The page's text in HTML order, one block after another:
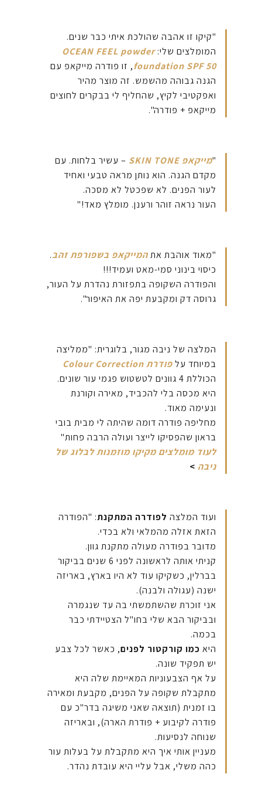
"קיקו זו אהבה שהולכת איתי כבר שנים.
המומלצים שלי:OCEAN FEEL powder
foundation SPF 50, זו פודרה מייקאפ עם
הגנה גבוהה מהשמש. זה מוצר מהיר
ואפקטיבי לקיץ, שהחליף לי בבקרים לחוצים
מייקאפ + פודרה".
"מייקאפ SKIN TONE
– עשיר בלחות. עם
מקדם הגנה. הוא נותן מראה טבעי ואחיד
לעור הפנים. לא שפכטל לא מסכה.
העור נראה זוהר ורענן. מומלץ מאד!"
"מאוד אוהבת אתהמייקאפ בשפורפת זהב.
כיסוי בינוני סמי-מאט ועמיד!!!
והפודרה השקופה בתפזורת נהדרת על העור,
גרוסה דק ומקבעת יפה את האיפור".
המלצה של ניבה מגור, בלוגרית: "ממליצה
במיוחד עלפודרת Colour Correction
הכוללת 4 גוונים לטשטוש פגמי עור שונים.
היא מכסה בלי להכביד, מאירה וקורנת
ונעימה מאוד.
מחליפה פודרה דומה שהיתה לי מבית בובי
בראון שהפסיקו לייצר ועולה הרבה פחות"
לעוד מומלצים מקיקו מוזמנות לבלוג של
ניבה >
ועוד המלצה לפודרה המתקנת: "הפודרה
הזאת אזלה מהמלאי ולא בכדי.
מדובר בפודרה מעולה מתקנת גוון.
קניתי אותה לראשונה לפני 6 שנים בביקור
בברלין, כשקיקו עוד לא היו בארץ, באריזה
ישנה (עגולה ולבנה).
אני זוכרת שהשתמשתי בה עד שנגמרה
ובביקור הבא שלי בחו"ל הצטיידתי כבר
בכמה.
היא כמו קורקטור לפנים, כאשר לכל צבע
יש תפקיד שונה.
על אף הצבעוניות המאיימת שלה היא
מתקבלת שקופה על הפנים, מקבעת ומאירה
בו זמנית (תוצאה שאני משיגה בדר"כ עם
פודרה לקיבוע + פודרת הארה), ובאריזה
שנוחה לנסיעות.
מעניין אותי איך היא מתקבלת על בעלות עור
כהה משלי, אבל עליי היא עובדת נהדר.